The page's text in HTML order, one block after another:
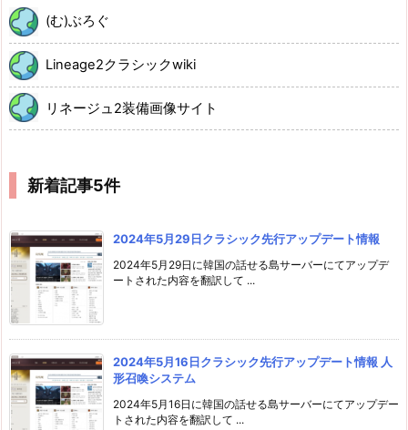
(む)ぶろぐ
Lineage2クラシックwiki
リネージュ2装備画像サイト
新着記事5件
2024年5月29日クラシック先行アップデート情報
2024年5月29日に韓国の話せる島サーバーにてアップデ
ートされた内容を翻訳して ...
2024年5月16日クラシック先行アップデート情報 人
形召喚システム
2024年5月16日に韓国の話せる島サーバーにてアップデー
トされた内容を翻訳して ...